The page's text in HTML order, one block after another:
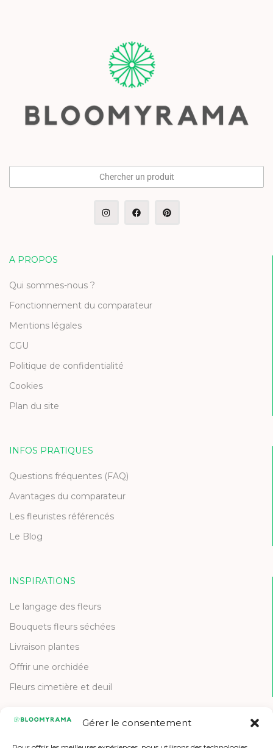
Gérer le consentement
Chercher un produit
A PROPOS
Qui sommes-nous ?
Fonctionnement du comparateur
Mentions légales
CGU
Politique de confidentialité
Cookies
Plan du site
INFOS PRATIQUES
Questions fréquentes (FAQ)
Avantages du comparateur
Les fleuristes référencés
Le Blog
INSPIRATIONS
Le langage des fleurs
Bouquets fleurs séchées
Livraison plantes
Offrir une orchidée
Fleurs cimetière et deuil